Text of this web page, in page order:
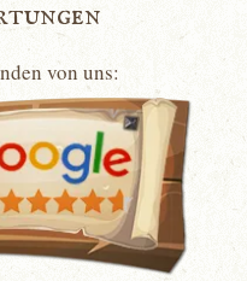
von uns: